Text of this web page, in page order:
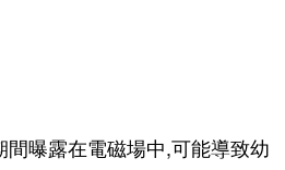
曝露在電磁場中,可能導致幼